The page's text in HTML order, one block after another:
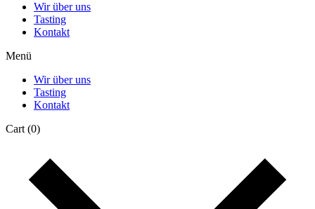
Wir über uns
Tasting
Kontakt
Menü
Wir über uns
Tasting
Kontakt
Cart (0)